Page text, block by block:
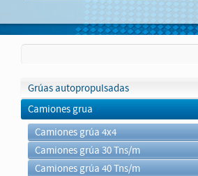
Grúas autopropulsadas
Camiones grua
Camiones grúa 4x4
Camiones grúa 30 Tns/m
Camiones grúa 40 Tns/m